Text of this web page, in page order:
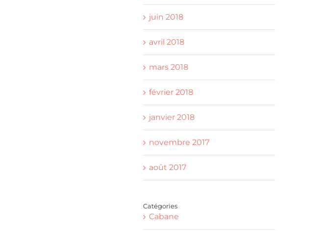
juin 2018
avril 2018
mars 2018
février 2018
janvier 2018
novembre 2017
août 2017
Catégories
Cabane